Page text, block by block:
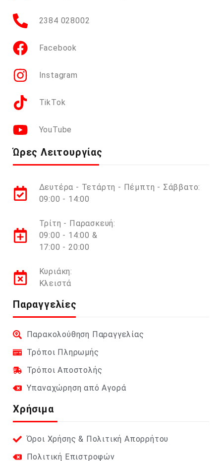
2384 028002
Facebook
Instagram
TikTok
YouTube
Ώρες Λειτουργίας
Δευτέρα - Τετάρτη - Πέμπτη - Σάββατο:
09:00 - 14:00
Τρίτη - Παρασκευή:
09:00 - 14:00 &
17:00 - 20:00
Κυριάκη:
Κλειστά
Παραγγελίες
Παρακολούθηση Παραγγελίας
Τρόποι Πληρωμής
Τρόποι Αποστολής
Υπαναχώρηση από Αγορά
Χρήσιμα
Όροι Χρήσης & Πολιτική Απορρήτου
Πολιτική Επιστροφών